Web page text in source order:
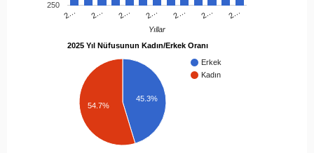
2… 2… 2… 2… 2… 2… 2…
250
Yıllar
2025 Yıl Nüfusunun Kadın/Erkek Oranı
Erkek
Kadın
45.3%
54.7%